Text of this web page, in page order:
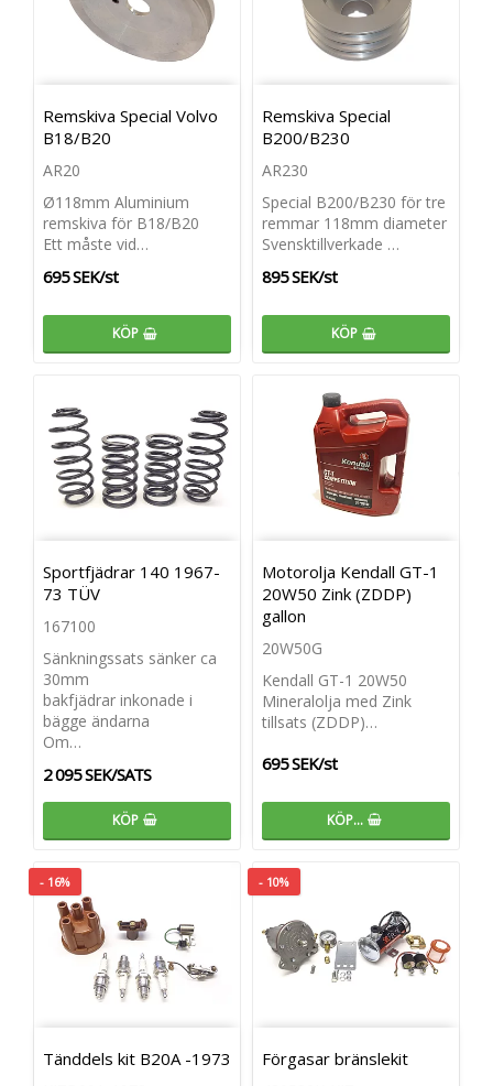
Remskiva Special Volvo
B18/B20
AR20
Ø118mm Aluminium
remskiva för B18/B20
Ett måste vid…
695 SEK/st
KÖP
Remskiva Special
B200/B230
AR230
Special B200/B230 för tre
remmar 118mm diameter
Svensktillverkade …
895 SEK/st
KÖP
Sportfjädrar 140 1967-
73 TÜV
167100
Sänkningssats sänker ca
30mm
bakfjädrar inkonade i
bägge ändarna
Om…
2 095 SEK/SATS
KÖP
Motorolja Kendall GT-1
20W50 Zink (ZDDP)
gallon
20W50G
Kendall GT-1 20W50
Mineralolja med Zink
tillsats (ZDDP)…
695 SEK/st
KÖP…
- 16%
Tänddels kit B20A -1973
- 10%
Förgasar bränslekit